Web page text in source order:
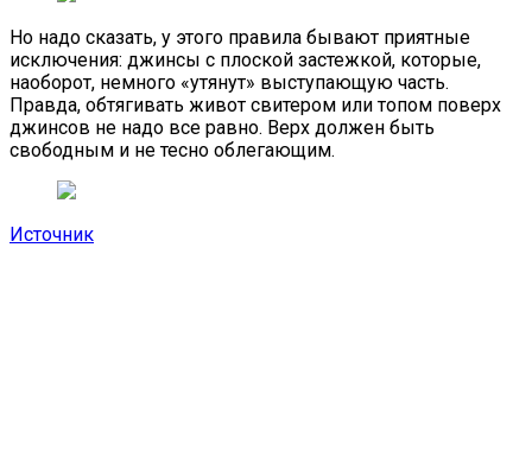
Но надо сказать, у этого правила бывают приятные
исключения: джинсы с плоской застежкой, которые,
наоборот, немного «утянут» выступающую часть.
Правда, обтягивать живот свитером или топом поверх
джинсов не надо все равно. Верх должен быть
свободным и не тесно облегающим.
Источник